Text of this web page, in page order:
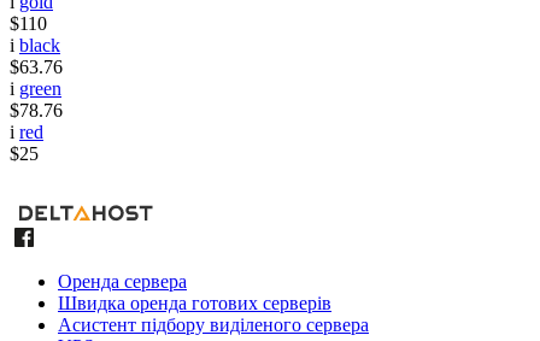
$110
i black
$63.76
i green
$78.76
i red
$25
Оренда сервера
Швидка оренда готових серверів
Асистент підбору виділеного сервера